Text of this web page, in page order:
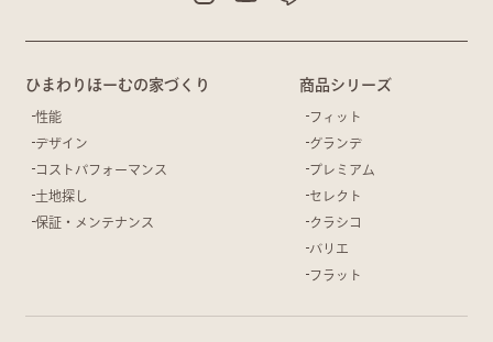
ひまわりほーむの家づくり
性能
デザイン
コストパフォーマンス
土地探し
保証・メンテナンス
商品シリーズ
フィット
グランデ
プレミアム
セレクト
クラシコ
バリエ
フラット